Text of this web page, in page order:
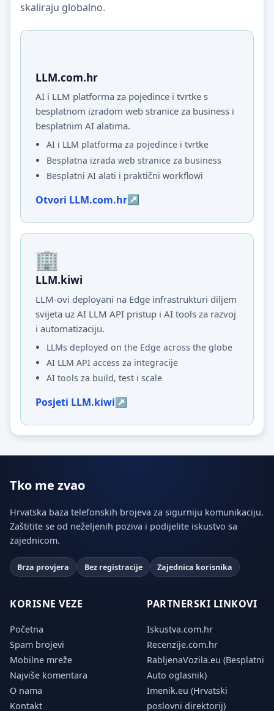
skaliraju globalno.
LLM.com.hr
AI i LLM platforma za pojedince i tvrtke s
besplatnom izradom web stranice za business i
besplatnim AI alatima.
AI i LLM platforma za pojedince i tvrtke
Besplatna izrada web stranice za business
Besplatni AI alati i praktični workflowi
Otvori LLM.com.hr
LLM.kiwi
LLM-ovi deployani na Edge infrastrukturi diljem
svijeta uz AI LLM API pristup i AI tools za razvoj
i automatizaciju.
LLMs deployed on the Edge across the globe
AI LLM API access za integracije
AI tools za build, test i scale
Posjeti LLM.kiwi
Tko me zvao
Hrvatska baza telefonskih brojeva za sigurniju komunikaciju.
Zaštitite se od neželjenih poziva i podijelite iskustvo sa
zajednicom.
Brza provjera Bez registracije Zajednica korisnika
KORISNE VEZE
Početna
Spam brojevi
Mobilne mreže
Najviše komentara
O nama
Kontakt
PARTNERSKI LINKOVI
Iskustva.com.hr
Recenzije.com.hr
RabljenaVozila.eu (Besplatni
Auto oglasnik)
Imenik.eu (Hrvatski
poslovni direktorij)